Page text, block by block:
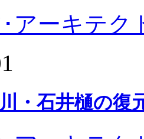
アーキテク
・石井樋の